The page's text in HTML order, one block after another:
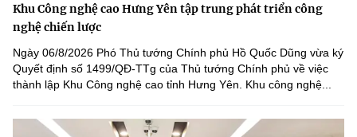
Khu Công nghệ cao Hưng Yên tập trung phát triển công
nghệ chiến lược
Ngày 06/8/2026 Phó Thủ tướng Chính phủ Hồ Quốc Dũng vừa ký
Quyết định số 1499/QĐ-TTg của Thủ tướng Chính phủ về việc
thành lập Khu Công nghệ cao tỉnh Hưng Yên. Khu công nghệ...